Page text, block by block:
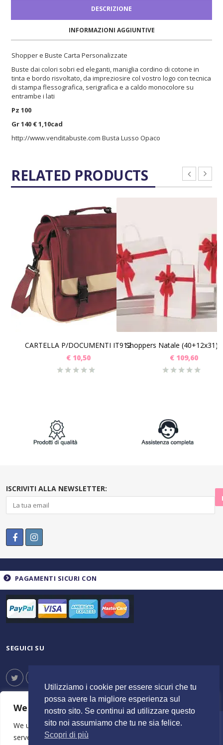
We value your privacy
We use cookies to enhance your browsing experience,
serve personalised ads or content, and analyse our traffic.
DESCRIZIONE
INFORMAZIONI AGGIUNTIVE
Shopper e Buste Carta Personalizzate
Buste dai colori sobri ed eleganti, maniglia cordino di cotone in
tinta e bordo risvoltato, da impreziosire col vostro logo con tecnica
di stampa flessografica, serigrafica e a caldo monocolore su
entrambe i lati
Pz 100
Gr 140 € 1,10cad
http://www.venditabuste.com Busta Lusso Opaco
RELATED PRODUCTS
SCEGLI
CARTELLA P/DOCUMENTI IT912
€10,50
SCEGLI
Shoppers Natale (40+12x31)
€109,60
ISCRIVITI ALLA NEWSLETTER:
PAGAMENTI SICURI CON
SEGUICI SU
© 2023 ItalyShoppers - P.I 02720720602 | Credit byMimosaBlu
Stampa e Costi Spedizione e Resi
Utilizziamo i cookie per essere sicuri che tu
possa avere la migliore esperienza sul
nostro sito. Se continui ad utilizzare questo
sito noi assumiamo che tu ne sia felice.
Scopri di più